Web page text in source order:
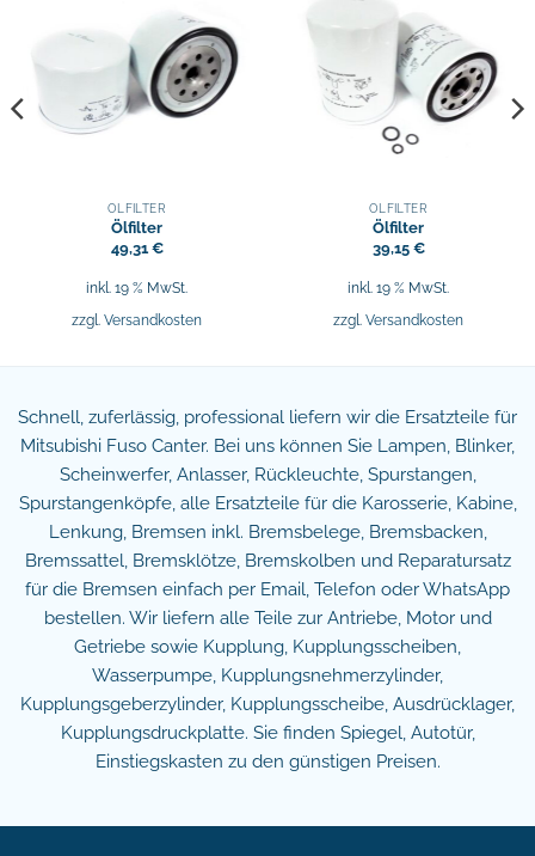
ÖLFILTER
Ölfilter
49,31€
inkl. 19 % MwSt.
zzgl. Versandkosten
ÖLFILTER
Ölfilter
39,15 €
inkl. 19 % MwSt.
zzgl. Versandkosten
Schnell, zuferlässig, professional liefern wir die Ersatzteile für
Mitsubishi Fuso Canter. Bei uns können Sie Lampen, Blinker,
Scheinwerfer, Anlasser, Rückleuchte, Spurstangen,
Spurstangenköpfe, alle Ersatzteile für die Karosserie, Kabine,
Lenkung, Bremsen inkl. Bremsbelege, Bremsbacken,
Bremssattel, Bremsklötze, Bremskolben und Reparatursatz
für die Bremsen einfach per Email, Telefon oder WhatsApp
bestellen. Wir liefern alle Teile zur Antriebe, Motor und
Getriebe sowie Kupplung, Kupplungsscheiben,
Wasserpumpe, Kupplungsnehmerzylinder,
Kupplungsgeberzylinder, Kupplungsscheibe, Ausdrücklager,
Kupplungsdruckplatte. Sie finden Spiegel, Autotür,
Einstiegskasten zu den günstigen Preisen.